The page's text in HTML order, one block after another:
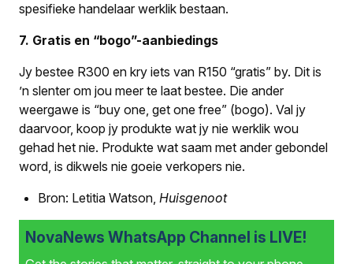
spesifieke handelaar werklik bestaan.
7. Gratis en “bogo”-aanbiedings
Jy bestee R300 en kry iets van R150 “gratis” by. Dit is
’n slenter om jou meer te laat bestee. Die ander
weergawe is “buy one, get one free” (bogo). Val jy
daarvoor, koop jy produkte wat jy nie werklik wou
gehad het nie. Produkte wat saam met ander gebondel
word, is dikwels nie goeie verkopers nie.
Bron: Letitia Watson, Huisgenoot
NovaNews WhatsApp Channel is LIVE!